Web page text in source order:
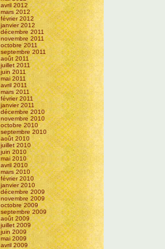
avril 2012
mars 2012
février 2012
janvier 2012
décembre 2011
novembre 2011
octobre 2011
septembre 2011
août 2011
juillet 2011
juin 2011
mai 2011
avril 2011
mars 2011
février 2011
janvier 2011
décembre 2010
novembre 2010
octobre 2010
septembre 2010
août 2010
juillet 2010
juin 2010
mai 2010
avril 2010
mars 2010
février 2010
janvier 2010
décembre 2009
novembre 2009
octobre 2009
septembre 2009
août 2009
juillet 2009
juin 2009
mai 2009
avril 2009